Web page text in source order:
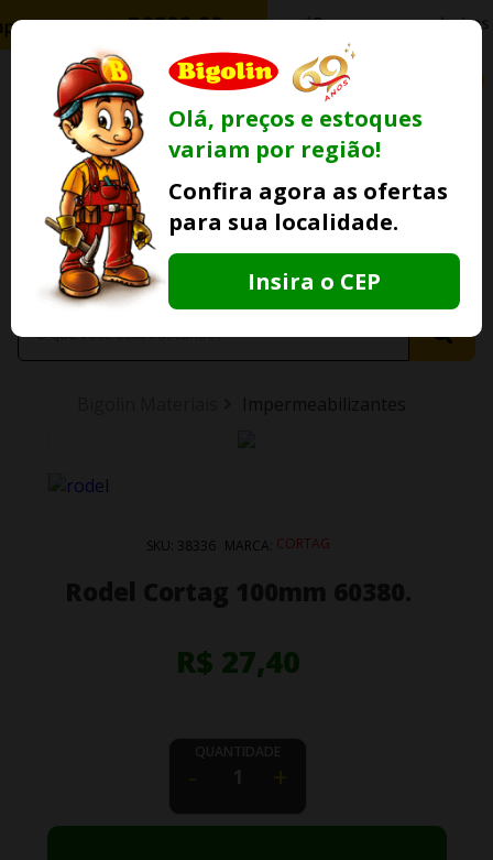
Informeseu CEP
Olá, preços e estoques
variam por região!
Confira agora as ofertas
para sua localidade.
Insira o CEP
Ofertas
Lojas Fisicas
Conta
Whatsapp
SKU: 38336 MARCA: CORTAG
R$ 27,40